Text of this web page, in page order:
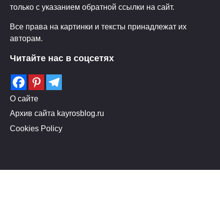
только с указанием обратной ссылки на сайт.
Все права на картинки и тексты принадлежат их
авторам.
Читайте нас в соцсетях
О сайте
Архив сайта kayrosblog.ru
Cookies Policy